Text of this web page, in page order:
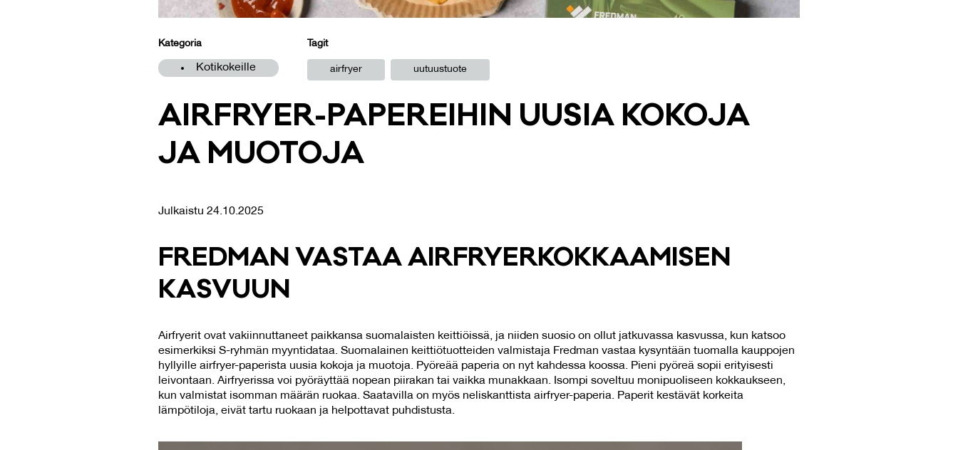
Kategoria
Kotikokeille
Tagit
airfryer uutuustuote
AIRF­RYER-PA­PE­REI­HIN UU­SIA KO­KO­JA
JA MUO­TO­JA
Julkaistu 24.10.2025
FRED­MAN VAS­TAA AIRF­RYER­KOK­KAA­MI­SEN
KAS­VUUN
Airfryerit ovat vakiinnuttaneet paikkansa suomalaisten keittiöissä, ja niiden suosio on ollut jatkuvassa kasvussa, kun katsoo
esimerkiksi S-ryhmän myyntidataa. Suomalainen keittiötuotteiden valmistaja Fredman vastaa kysyntään tuomalla kauppojen
hyllyille airfryer-paperista uusia kokoja ja muotoja. Pyöreää paperia on nyt kahdessa koossa. Pieni pyöreä sopii erityisesti
leivontaan. Airfryerissa voi pyöräyttää nopean piirakan tai vaikka munakkaan. Isompi soveltuu monipuoliseen kokkaukseen,
kun valmistat isomman määrän ruokaa. Saatavilla on myös neliskanttista airfryer-paperia. Paperit kestävät korkeita
lämpötiloja, eivät tartu ruokaan ja helpottavat puhdistusta.